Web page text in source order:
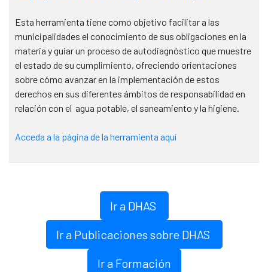
Esta herramienta tiene como objetivo facilitar a las
municipalidades el conocimiento de sus obligaciones en la
materia y guiar un proceso de autodiagnóstico que muestre
el estado de su cumplimiento, ofreciendo orientaciones
sobre cómo avanzar en la implementación de estos
derechos en sus diferentes ámbitos de responsabilidad en
relación con el agua potable, el saneamiento y la higiene.
Acceda a la página de la herramienta aquí
Ir a DHAS
Ir a Publicaciones sobre DHAS
Ir a Formación